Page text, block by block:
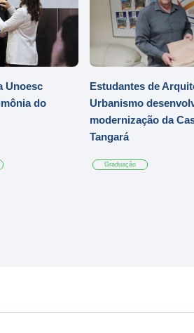
Unoesc
do
Estudantes de
Urbanismo
modernização da
Tangará
Graduação